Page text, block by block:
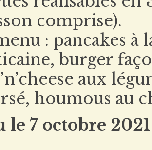
comprise).
: pancakes à
burger
aux
houmous au
le 7 octobre 2021